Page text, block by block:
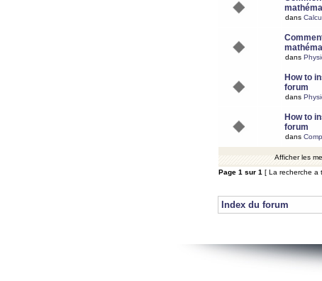
dans
dans
How to
forum
dans
How to
forum
dans
Afficher les
Page 1 sur 1 [ La recherche a
Index du forum